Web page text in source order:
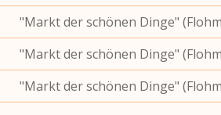
"Markt der schönen Dinge"
"Markt der schönen Dinge"
"Markt der schönen Dinge"